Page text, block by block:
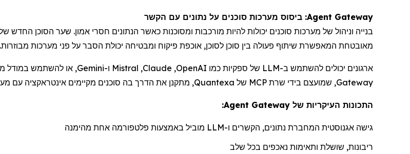
Agent Gateway: ביסוס מערכות סוכנים על נתונים עם הקשר
מאובטחת המאפשרת שיתוף פעולה בין סוכן לסוכן, אוכפת פיקוח ומבטיחה יכולת הסבר על פני מערכות מבוזרות.
ארגונים יכולים להשתמש ב-LLM של ספקיות כמו OpenAI
,
Claude
,
Mistral ו-Gemini, או להשתמש במודל
Gateway, שמועצם בידי שרת MCP של Quantexa, מתקנן את הדרך בה סוכנים מקיימים אינטראקציה עם
התכונות העיקריות של Agent Gateway:
גישה אגנוסטית המחברת נתונים, הקשרים ו-LLM מוביל באמצעות פלטפורמה אחת מהימנה
ריבונות, שושלת ותאימות נאכפים בכל שלב